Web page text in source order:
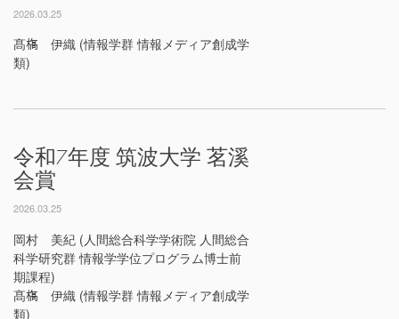
2026.03.25
髙𣘺 伊織 (情報学群 情報メディア創成学
類)
令和7年度 筑波大学 茗溪
会賞
2026.03.25
岡村 美紀 (人間総合科学学術院 人間総合
科学研究群 情報学学位プログラム博士前
期課程)
髙𣘺 伊織 (情報学群 情報メディア創成学
類)